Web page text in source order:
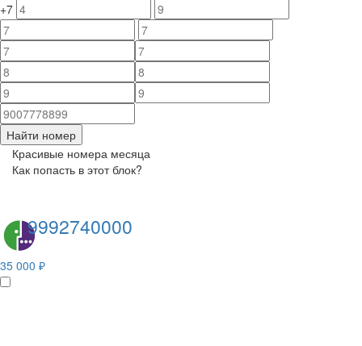
+7
Найти номер
Красивые номера месяца
Как попасть в этот блок?
9992740000
35 000 ₽